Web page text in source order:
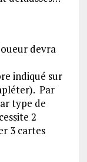
devra
indiqué sur
Par
type de
2
3 cartes